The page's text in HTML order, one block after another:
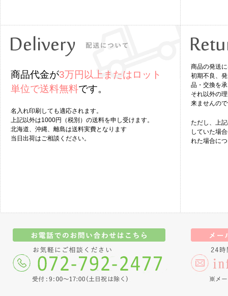
商品代金が3万円以上またはロット
単位で送料無料です。
名入れ印刷しても適応されます。
上記以外は1000円（税別）の送料を申し受けます。
北海道、沖縄、離島は送料実費となります
当日出荷はご相談ください。
商品の発送
初期不良、
品・交換を
それ以外の
来ませんの
ただし、上
していた場
れた場合に